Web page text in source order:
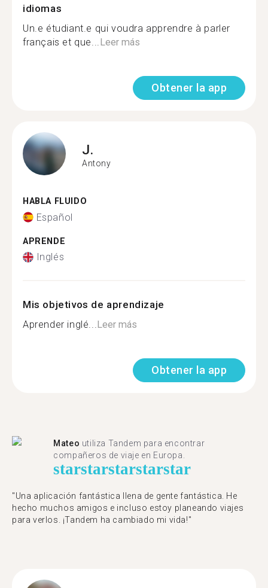
idiomas
Un.e étudiant.e qui voudra apprendre à parler
français et que...Leer más
Obtener la app
J.
Antony
HABLA FLUIDO
Español
APRENDE
Inglés
Mis objetivos de aprendizaje
Aprender inglé...Leer más
Obtener la app
Mateo utiliza Tandem para encontrar
compañeros de viaje en Europa.
starstarstarstarstar
"Una aplicación fantástica llena de gente fantástica. He
hecho muchos amigos e incluso estoy planeando viajes
para verlos. ¡Tandem ha cambiado mi vida!"